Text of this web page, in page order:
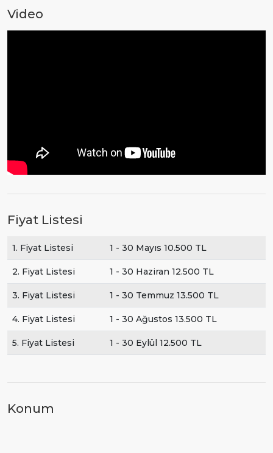
Video
Fiyat Listesi
1. Fiyat Listesi 1 - 30 Mayıs 10.500 TL
2. Fiyat Listesi 1 - 30 Haziran 12.500 TL
3. Fiyat Listesi 1 - 30 Temmuz 13.500 TL
4. Fiyat Listesi 1 - 30 Ağustos 13.500 TL
5. Fiyat Listesi 1 - 30 Eylül 12.500 TL
Konum